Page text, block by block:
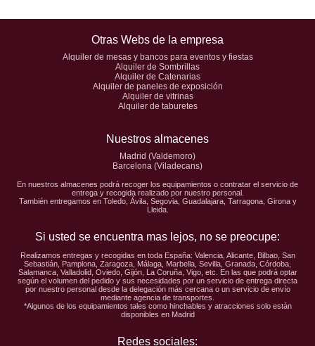
Otras Webs de la empresa
Alquiler de mesas y bancos para eventos y fiestas
Alquiler de Sombrillas
Alquiler de Catenarias
Alquiler de paneles de exposición
Alquiler de vitrinas
Alquiler de taburetes
Nuestros almacenes
Madrid (Valdemoro)
Barcelona (Viladecans)
En nuestros almacenes podrá recoger los equipamientos o contratar el servicio de
entrega y recogida realizado por nuestro personal.
También entregamos en Toledo, Ávila, Segovia, Guadalajara, Tarragona, Girona y
Lleida.
Si usted se encuentra mas lejos, no se preocupe:
Realizamos entregas y recogidas en toda España: Valencia, Alicante, Bilbao, San
Sebastián, Pamplona, Zaragoza, Málaga, Marbella, Sevilla, Granada, Córdoba,
Salamanca, Valladolid, Oviedo, Gijón, La Coruña, Vigo, etc. En las que podrá optar
según el volumen del pedido y sus necesidades por un servicio de entrega directa
por nuestro personal desde la delegación más cercana o un servicio de envío
mediante agencia de transportes.
*Algunos de los equipamientos tales como hinchables y atracciones solo están
disponibles en Madrid
Redes sociales: